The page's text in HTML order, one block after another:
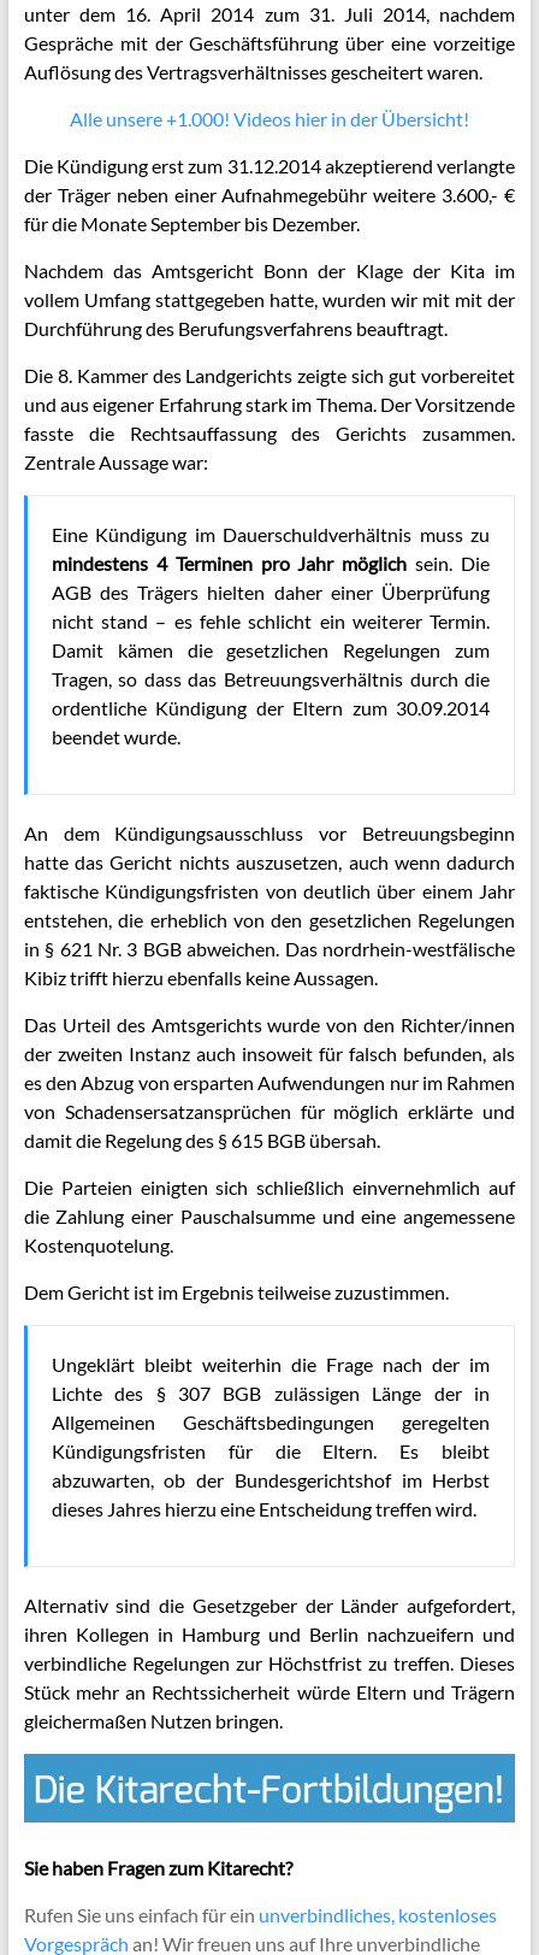
unter dem 16. April 2014 zum 31. Juli 2014, nachdem
Gespräche mit der Geschäftsführung über eine vorzeitige
Auflösung des Vertragsverhältnisses gescheitert waren.
Alle unsere +1.000! Videos hier in der Übersicht!
Die Kündigung erst zum 31.12.2014 akzeptierend verlangte
der Träger neben einer Aufnahmegebühr weitere 3.600,- €
für die Monate September bis Dezember.
Nachdem das Amtsgericht Bonn der Klage der Kita im
vollem Umfang stattgegeben hatte, wurden wir mit mit der
Durchführung des Berufungsverfahrens beauftragt.
Die 8. Kammer des Landgerichts zeigte sich gut vorbereitet
und aus eigener Erfahrung stark im Thema. Der Vorsitzende
fasste die Rechtsauffassung des Gerichts zusammen.
Zentrale Aussage war:
Eine Kündigung im Dauerschuldverhältnis muss zu
mindestens 4 Terminen pro Jahr möglich sein. Die
AGB des Trägers hielten daher einer Überprüfung
nicht stand – es fehle schlicht ein weiterer Termin.
Damit kämen die gesetzlichen Regelungen zum
Tragen, so dass das Betreuungsverhältnis durch die
ordentliche Kündigung der Eltern zum 30.09.2014
beendet wurde.
An dem Kündigungsausschluss vor Betreuungsbeginn
hatte das Gericht nichts auszusetzen, auch wenn dadurch
faktische Kündigungsfristen von deutlich über einem Jahr
entstehen, die erheblich von den gesetzlichen Regelungen
in § 621 Nr. 3 BGB abweichen. Das nordrhein-westfälische
Kibiz trifft hierzu ebenfalls keine Aussagen.
Das Urteil des Amtsgerichts wurde von den Richter/innen
der zweiten Instanz auch insoweit für falsch befunden, als
es den Abzug von ersparten Aufwendungen nur im Rahmen
von Schadensersatzansprüchen für möglich erklärte und
damit die Regelung des § 615 BGB übersah.
Die Parteien einigten sich schließlich einvernehmlich auf
die Zahlung einer Pauschalsumme und eine angemessene
Kostenquotelung.
Dem Gericht ist im Ergebnis teilweise zuzustimmen.
Ungeklärt bleibt weiterhin die Frage nach der im
Lichte des § 307 BGB zulässigen Länge der in
Allgemeinen Geschäftsbedingungen geregelten
Kündigungsfristen für die Eltern. Es bleibt
abzuwarten, ob der Bundesgerichtshof im Herbst
dieses Jahres hierzu eine Entscheidung treffen wird.
Alternativ sind die Gesetzgeber der Länder aufgefordert,
ihren Kollegen in Hamburg und Berlin nachzueifern und
verbindliche Regelungen zur Höchstfrist zu treffen. Dieses
Stück mehr an Rechtssicherheit würde Eltern und Trägern
gleichermaßen Nutzen bringen.
Sie haben Fragen zum Kitarecht?
Rufen Sie uns einfach für ein unverbindliches, kostenloses
Vorgespräch an! Wir freuen uns auf Ihre unverbindliche